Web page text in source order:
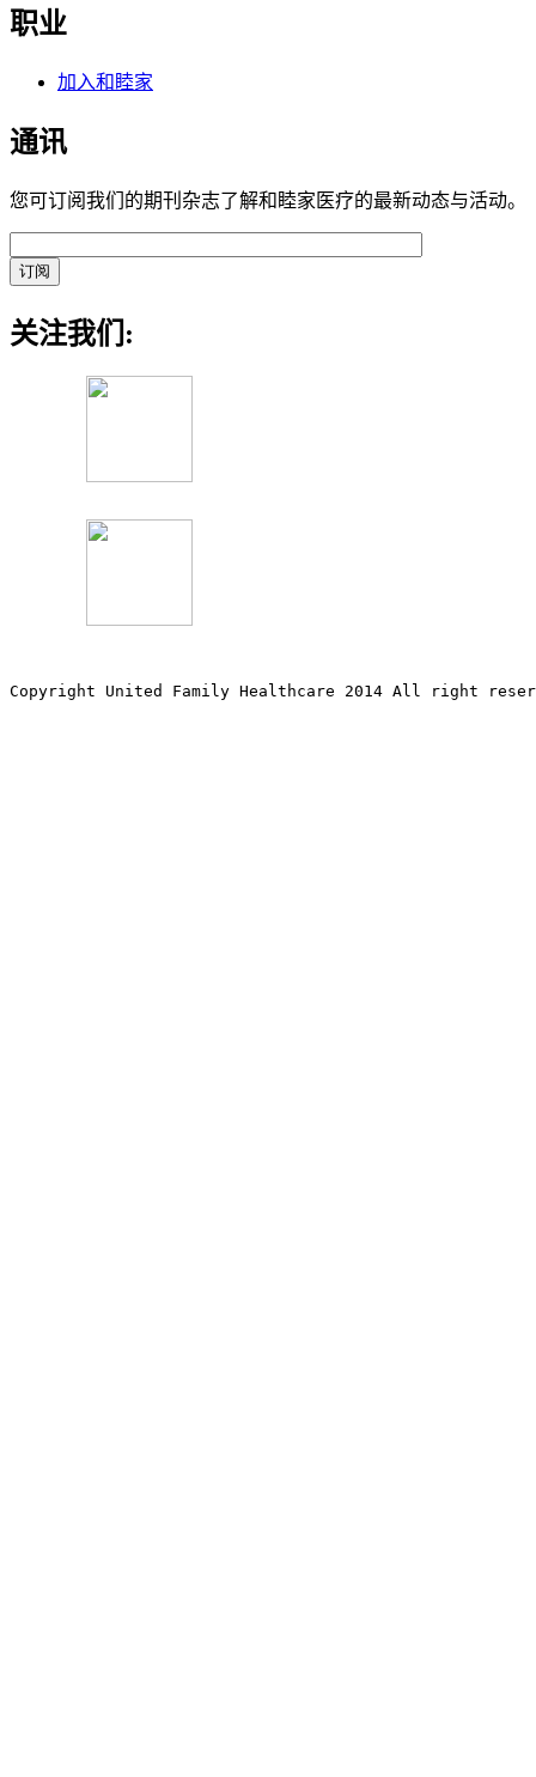
职业
加入和睦家
通讯
您可订阅我们的期刊杂志了解和睦家医疗的最新动态与活动。
关注我们:
Copyright United Family Healthcare 2014 All right